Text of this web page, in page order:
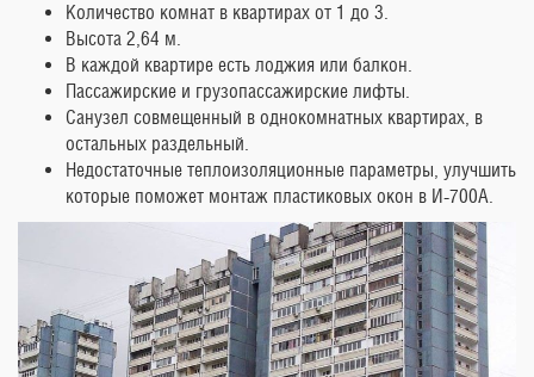
Количество комнат в квартирах от 1 до 3.
Высота 2,64 м.
В каждой квартире есть лоджия или балкон.
Пассажирские и грузопассажирские лифты.
Санузел совмещенный в однокомнатных квартирах, в
остальных раздельный.
Недостаточные теплоизоляционные параметры, улучшить
которые поможет монтаж пластиковых окон в И-700А.